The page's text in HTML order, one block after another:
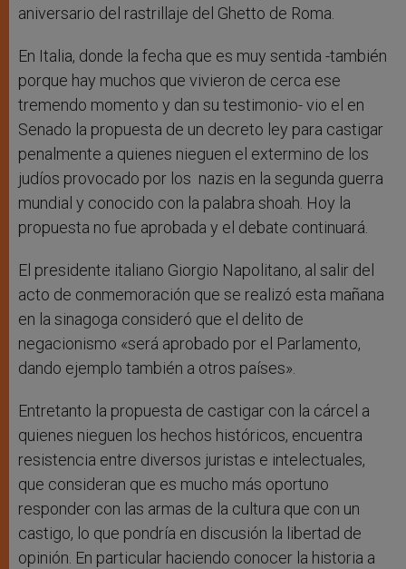
aniversario del rastrillaje del Ghetto de Roma.
En Italia, donde la fecha que es muy sentida -también
porque hay muchos que vivieron de cerca ese
tremendo momento y dan su testimonio- vio el en
Senado la propuesta de un decreto ley para castigar
penalmente a quienes nieguen el extermino de los
judíos provocado por los nazis en la segunda guerra
mundial y conocido con la palabra shoah. Hoy la
propuesta no fue aprobada y el debate continuará.
El presidente italiano Giorgio Napolitano, al salir del
acto de conmemoración que se realizó esta mañana
en la sinagoga consideró que el delito de
negacionismo «será aprobado por el Parlamento,
dando ejemplo también a otros países».
Entretanto la propuesta de castigar con la cárcel a
quienes nieguen los hechos históricos, encuentra
resistencia entre diversos juristas e intelectuales,
que consideran que es mucho más oportuno
responder con las armas de la cultura que con un
castigo, lo que pondría en discusión la libertad de
opinión. En particular haciendo conocer la historia a